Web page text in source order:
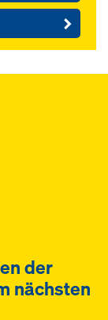
der
nächsten